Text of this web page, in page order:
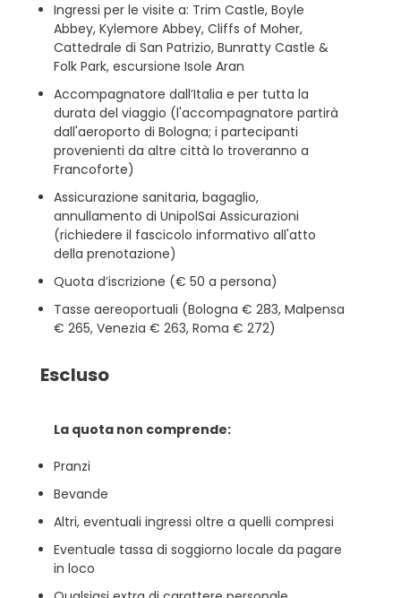
Ingressi per le visite a: Trim Castle, Boyle
Abbey, Kylemore Abbey, Cliffs of Moher,
Cattedrale di San Patrizio, Bunratty Castle &
Folk Park, escursione Isole Aran
Accompagnatore dall’Italia e per tutta la
durata del viaggio (l'accompagnatore partirà
dall'aeroporto di Bologna; i partecipanti
provenienti da altre città lo troveranno a
Francoforte)
Assicurazione sanitaria, bagaglio,
annullamento di UnipolSai Assicurazioni
(richiedere il fascicolo informativo all'atto
della prenotazione)
Quota d’iscrizione (€ 50 a persona)
Tasse aereoportuali (Bologna € 283, Malpensa
€ 265, Venezia € 263, Roma € 272)
Escluso
La quota non comprende:
Pranzi
Bevande
Altri, eventuali ingressi oltre a quelli compresi
Eventuale tassa di soggiorno locale da pagare
in loco